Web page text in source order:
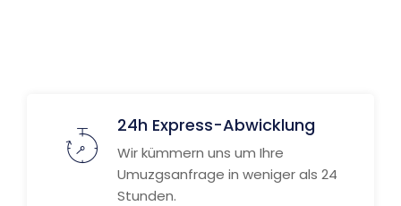
24h Express-Abwicklung
Wir kümmern uns um Ihre
Umuzgsanfrage in weniger als 24
Stunden.